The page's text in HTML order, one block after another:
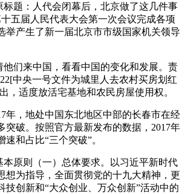
标题：人代会闭幕后，北京做了这几件事
第十五届人民代表大会第一次会议完成各项
选举产生了新一届北京市市级国家机关领导
来中国，看看中国的变化和发展。责
中央一号文件为城里人去农村买房划红
，适度放活宅基地和农民房屋使用权。
，地处中国东北地区中部的长春市在经
破。按照官方最新发布的数据，2017年
和占比“三个突破”。
本原则（一）总体要求。以习近平新时代
指导，全面贯彻党的十九大精神，更
创新和“大众创业、万众创新”活动中的